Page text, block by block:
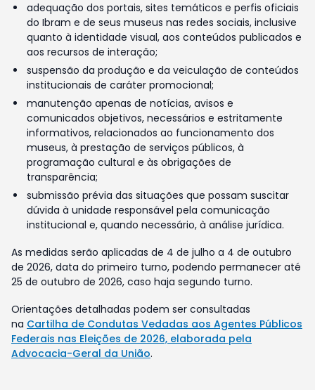
adequação dos portais, sites temáticos e perfis oficiais
do Ibram e de seus museus nas redes sociais, inclusive
quanto à identidade visual, aos conteúdos publicados e
aos recursos de interação;
suspensão da produção e da veiculação de conteúdos
institucionais de caráter promocional;
manutenção apenas de notícias, avisos e
comunicados objetivos, necessários e estritamente
informativos, relacionados ao funcionamento dos
museus, à prestação de serviços públicos, à
programação cultural e às obrigações de
transparência;
submissão prévia das situações que possam suscitar
dúvida à unidade responsável pela comunicação
institucional e, quando necessário, à análise jurídica.
As medidas serão aplicadas de 4 de julho a 4 de outubro
de 2026, data do primeiro turno, podendo permanecer até
25 de outubro de 2026, caso haja segundo turno.
Orientações detalhadas podem ser consultadas
na Cartilha de Condutas Vedadas aos Agentes Públicos
Federais nas Eleições de 2026, elaborada pela
Advocacia-Geral da União.